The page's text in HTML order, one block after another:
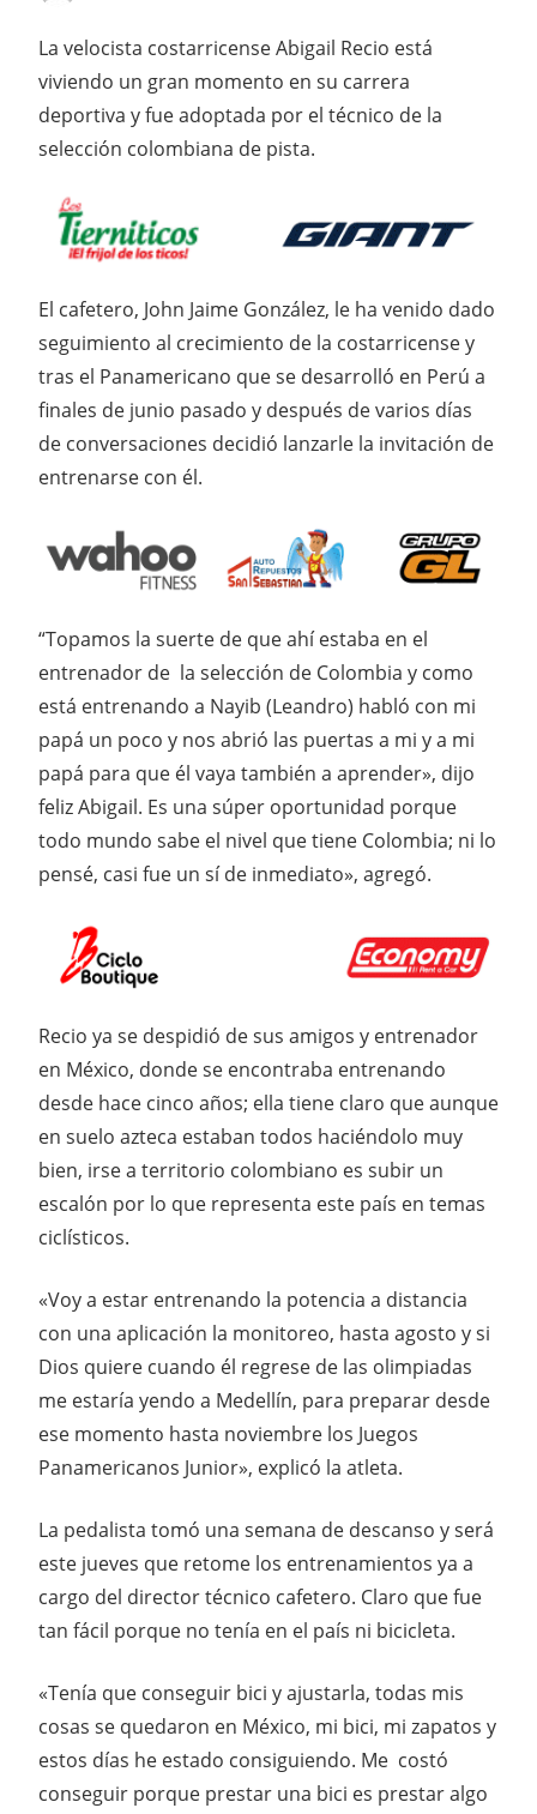
La velocista costarricense Abigail Recio está
viviendo un gran momento en su carrera
deportiva y fue adoptada por el técnico de la
selección colombiana de pista.
El cafetero, John Jaime González, le ha venido dado
seguimiento al crecimiento de la costarricense y
tras el Panamericano que se desarrolló en Perú a
finales de junio pasado y después de varios días
de conversaciones decidió lanzarle la invitación de
entrenarse con él.
“Topamos la suerte de que ahí estaba en el
entrenador de la selección de Colombia y como
está entrenando a Nayib (Leandro) habló con mi
papá un poco y nos abrió las puertas a mi y a mi
papá para que él vaya también a aprender», dijo
feliz Abigail. Es una súper oportunidad porque
todo mundo sabe el nivel que tiene Colombia; ni lo
pensé, casi fue un sí de inmediato», agregó.
Recio ya se despidió de sus amigos y entrenador
en México, donde se encontraba entrenando
desde hace cinco años; ella tiene claro que aunque
en suelo azteca estaban todos haciéndolo muy
bien, irse a territorio colombiano es subir un
escalón por lo que representa este país en temas
ciclísticos.
«Voy a estar entrenando la potencia a distancia
con una aplicación la monitoreo, hasta agosto y si
Dios quiere cuando él regrese de las olimpiadas
me estaría yendo a Medellín, para preparar desde
ese momento hasta noviembre los Juegos
Panamericanos Junior», explicó la atleta.
La pedalista tomó una semana de descanso y será
este jueves que retome los entrenamientos ya a
cargo del director técnico cafetero. Claro que fue
tan fácil porque no tenía en el país ni bicicleta.
«Tenía que conseguir bici y ajustarla, todas mis
cosas se quedaron en México, mi bici, mi zapatos y
estos días he estado consiguiendo. Me costó
conseguir porque prestar una bici es prestar algo